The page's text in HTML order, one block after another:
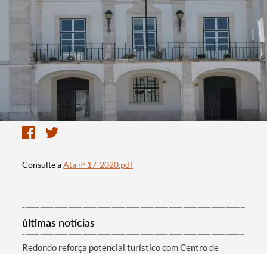
Consulte aAta nº 17-2020.pdf
últimas notícias
Redondo reforça potencial turístico com Centro de